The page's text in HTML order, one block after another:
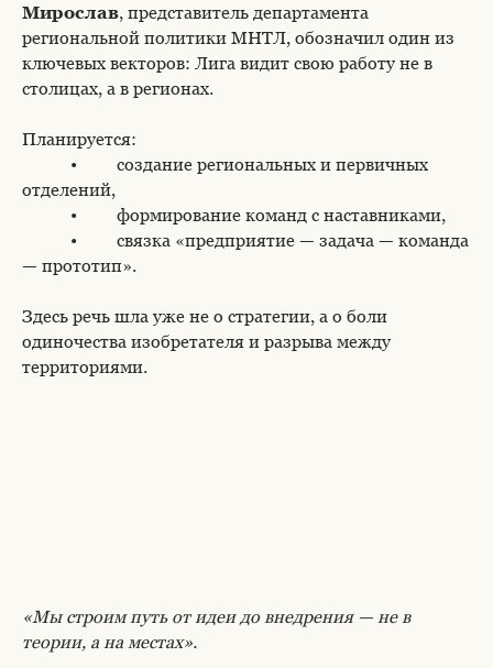
Мирослав, представитель департамента
региональной политики МНТЛ, обозначил один из
ключевых векторов: Лига видит свою работу не в
столицах, а в регионах.
Планируется:
• создание региональных и первичных
отделений,
• формирование команд с наставниками,
• связка «предприятие — задача — команда
— прототип».
Здесь речь шла уже не о стратегии, а о боли
одиночества изобретателя и разрыва между
территориями.
«Мы строим путь от идеи до внедрения — не в
теории, а на местах».